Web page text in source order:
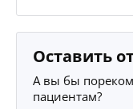
Оставить
А вы бы
пациентам?